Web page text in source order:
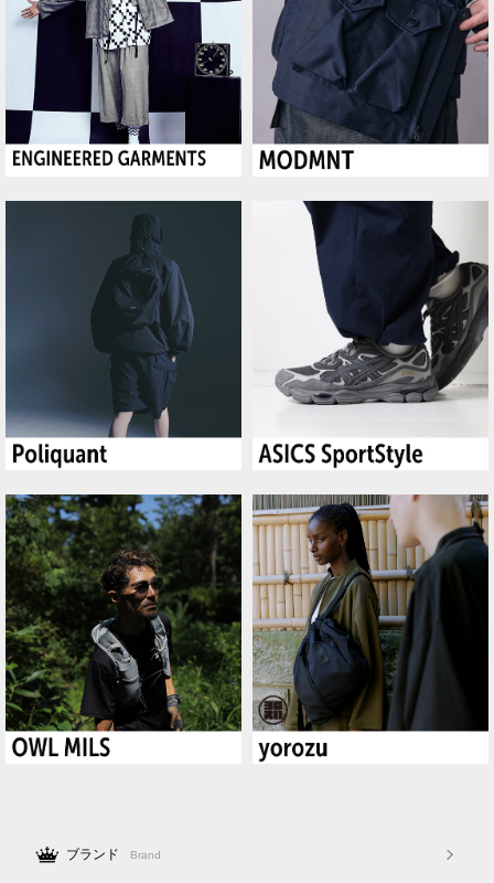
ブランド Brand